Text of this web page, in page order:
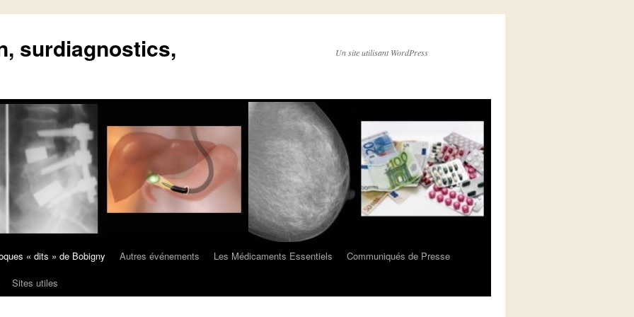
surdiagnostics,
Un site utilisant WordPress
« dits » de Bobigny Autres événements Les Médicaments Essentiels
Communiqués de Presse
Sites utiles